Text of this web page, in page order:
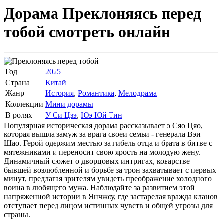
Дорама Преклоняясь перед
тобой смотреть онлайн
Год
2025
Страна
Китай
Жанр
История, Романтика, Мелодрама
Коллекции Мини дорамы
В ролях
У Си Цзэ, Юэ Юй Тин
Популярная историческая дорама рассказывает о Сяо Цяо,
которая вышла замуж за врага своей семьи - генерала Вэй
Шао. Герой одержим местью за гибель отца и брата в битве с
мятежниками и переносит свою ярость на молодую жену.
Динамичный сюжет о дворцовых интригах, коварстве
бывшей возлюбленной и борьбе за трон захватывает с первых
минут, предлагая зрителям увидеть преображение холодного
воина в любящего мужа. Наблюдайте за развитием этой
напряженной истории в Янчжоу, где застарелая вражда кланов
отступает перед лицом истинных чувств и общей угрозы для
страны.